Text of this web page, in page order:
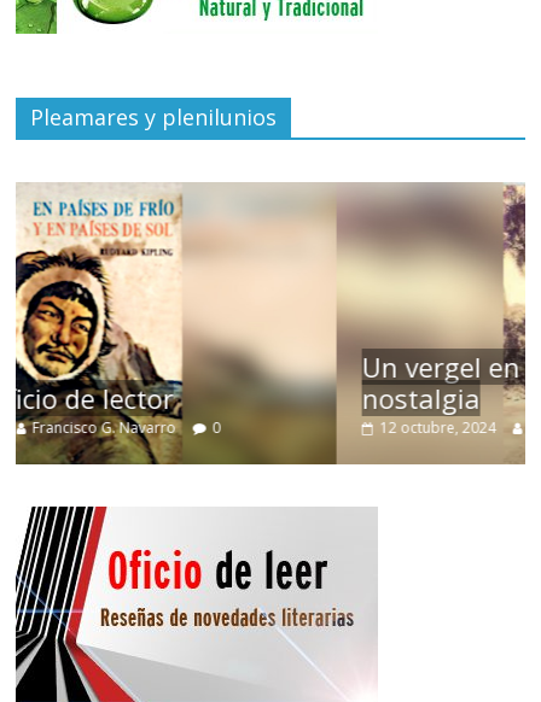
Pleamares y plenilunios
Un vergel en las nieblas de la
nostalgia
12 octubre, 2024 Francisco G. Navarro 0